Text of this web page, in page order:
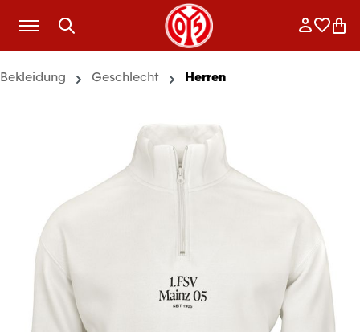
Zum Hauptinhalt springen
Bekleidung Geschlecht Herren